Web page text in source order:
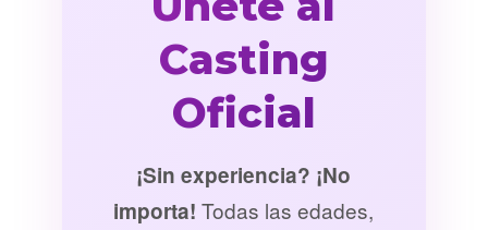
Casting
Oficial
¡Sin experiencia? ¡No
importa! Todas las edades,